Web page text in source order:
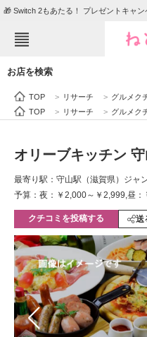
🎁 Switch 2もあたる！ プレゼントキャン
エンタメ
住まい
動物
会員記事
メディア
注目記事を集めた総合ページ
ITの今と未来を見通す
お店を検索
TOP > リサーチ > グルメク
TOP
> リサーチ > グルメク
オリーブキッチン 守
最寄り駅：守山駅（滋賀県） ジャ
予算：夜：￥2,000～￥2,999,昼
クチコミを投稿する 送